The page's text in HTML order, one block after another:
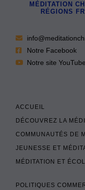
MÉDITATION
RÉGIONS
Notre Facebook
Notre site YouTube
ACCUEIL
DÉCOUVREZ LA
COMMUNAUTÉS DE
JEUNESSE ET
MÉDITATION ET
POLITIQUES